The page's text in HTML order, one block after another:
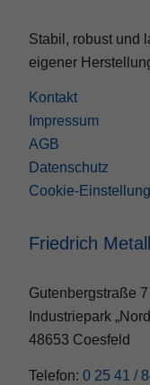
Stabil, robust und
eigener
Kontakt
Impressum
AGB
Datenschutz
Cookie-
Friedrich
Gutenbergstraße 7
Industriepark
48653 Coesfeld
Telefon:0 25 41 /